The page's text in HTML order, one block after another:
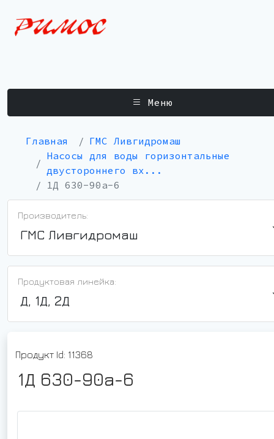
Меню
Главная
ГМС Ливгидромаш
Насосы для воды горизонтальные
двустороннего вх...
1Д 630-90а-6
Производитель:
ГМС Ливгидромаш
Продуктовая линейка:
Д, 1Д, 2Д
Продукт Id: 11368
1Д 630-90а-6